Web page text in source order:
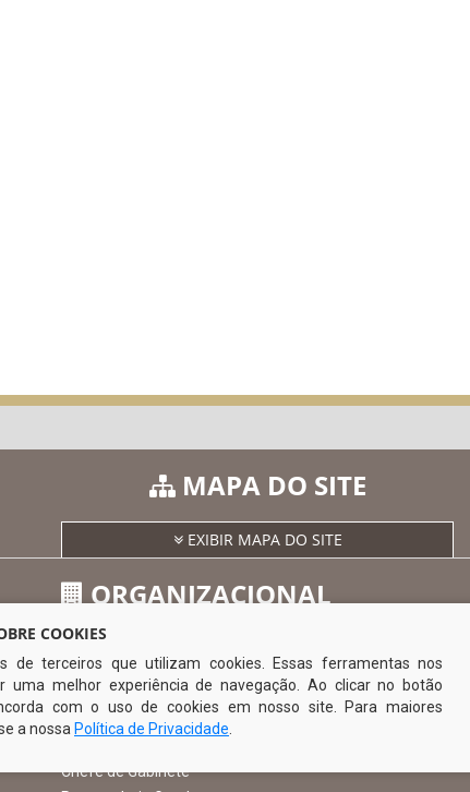
MAPA DO SITE
EXIBIR MAPA DO SITE
ORGANIZACIONAL
O Prefeito
Vice Prefeito
Ouvidoria Municipal
Chefe de Gabinete
COOKIES
de terceiros que utilizam cookies. Essas ferramentas nos
uma melhor experiência de navegação. Ao clicar no botão
com o uso de cookies em nosso site. Para maiores
a nossa Política de Privacidade